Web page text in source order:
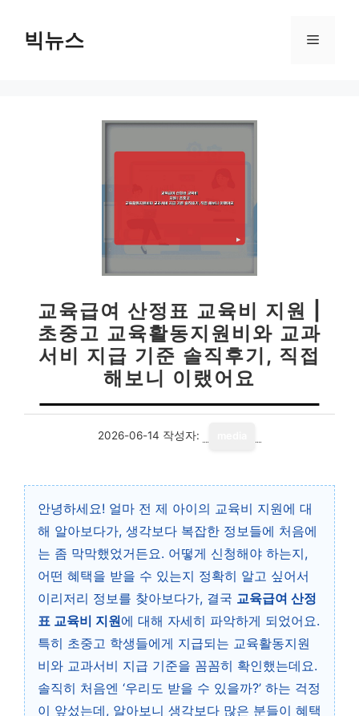
빅뉴스 메
교육급여 산정표 교육비 지원 |
초중고 교육활동지원비와 교과
서비 지급 기준 솔직후기, 직접
해보니 이랬어요
2026-06-14 작성자:
안녕하세요! 얼마 전 제 아이의 교육비 지원에 대
해 알아보다가, 생각보다 복잡한 정보들에 처음에
는 좀 막막했었거든요. 어떻게 신청해야 하는지,
어떤 혜택을 받을 수 있는지 정확히 알고 싶어서
이리저리 정보를 찾아보다가, 결국 교육급여 산정
표 교육비 지원에 대해 자세히 파악하게 되었어요.
특히 초중고 학생들에게 지급되는 교육활동지원
비와 교과서비 지급 기준을 꼼꼼히 확인했는데요.
솔직히 처음엔 ‘우리도 받을 수 있을까?’ 하는 걱정
이 앞섰는데, 알아보니 생각보다 많은 분들이 혜택